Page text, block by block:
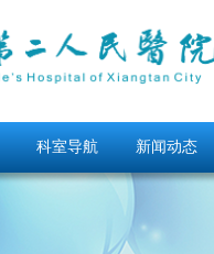
科室导航 新闻动态